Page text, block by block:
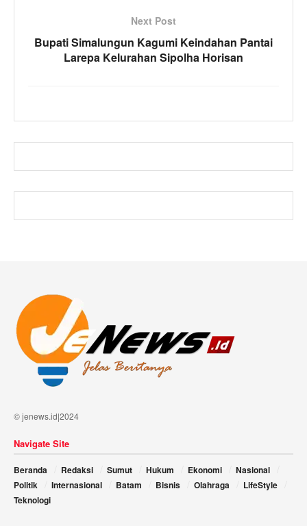
Next Post
Bupati Simalungun Kagumi Keindahan Pantai
Larepa Kelurahan Sipolha Horisan
© jenews.id|2024
Navigate Site
Beranda Redaksi Sumut Hukum Ekonomi
Nasional
Politik
Internasional Batam Bisnis Olahraga
LifeStyle
Teknologi